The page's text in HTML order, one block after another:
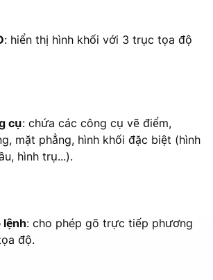
: hiển thị hình khối với 3 trục tọa độ
cụ: chứa các công cụ vẽ điểm,
mặt phẳng, hình khối đặc biệt (hình
hình trụ...).
lệnh: cho phép gõ trực tiếp phương
độ.